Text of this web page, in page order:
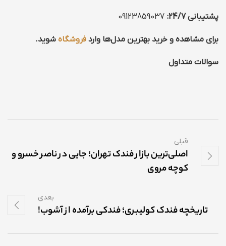
پشتیبانی 24/7:
برای مشاهده و خرید بهترین مدل‌ها وارد فروشگاه شوید.
سوالات متداول
قبلی
اصلی‌ترین بازار فندک تهران؛ جایی در ناصر خسرو و
کوچه مروی
بعدی
تاریخچه فندک کولیبری؛ فندکی برآمده از آشوب!